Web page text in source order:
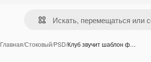
Главная/Стоковый/PSD/Клуб звучит шаблон ф…